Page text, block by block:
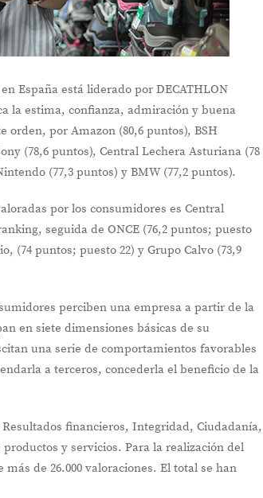
España está liderado por DECATHLON
la estima, confianza, admiración y buena
orden, por Amazon (80,6 puntos), BSH
(78,6 puntos), Central Lechera Asturiana (78
(77,3 puntos) y BMW (77,2 puntos).
por los consumidores es Central
seguida de ONCE (76,2 puntos; puesto
(74 puntos; puesto 22) y Grupo Calvo (73,9
perciben una empresa a partir de la
en siete dimensiones básicas de su
una serie de comportamientos favorables
a terceros, concederla el beneficio de la
financieros, Integridad, Ciudadanía,
y servicios. Para la realización del
de 26.000 valoraciones. El total se han